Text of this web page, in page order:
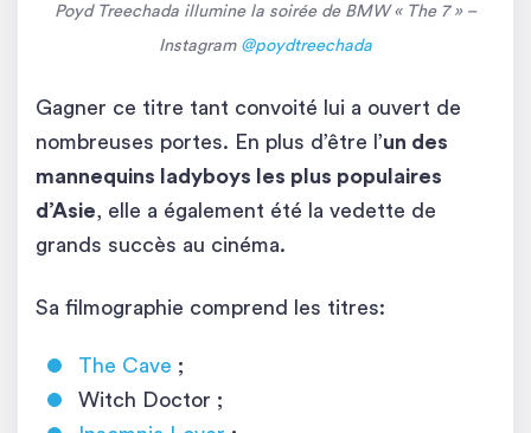
Poyd Treechada illumine la soirée de BMW « The 7 » –
Instagram @poydtreechada
Gagner ce titre tant convoité lui a ouvert de
nombreuses portes. En plus d’être l’un des
mannequins ladyboys les plus populaires
d’Asie, elle a également été la vedette de
grands succès au cinéma.
Sa filmographie comprend les titres:
The Cave ;
Witch Doctor ;